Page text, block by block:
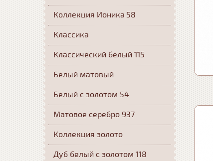
Коллекция Ионика 58
Классика
Классический белый 115
Белый матовый
Белый с золотом 54
Матовое серебро 937
Коллекция золото
Дуб белый с золотом 118